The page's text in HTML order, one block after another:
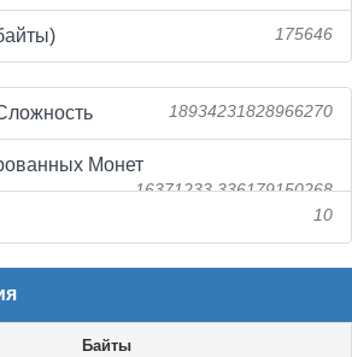
175646
18934231828966270
Монет
16371233.336179150268
10
Байты